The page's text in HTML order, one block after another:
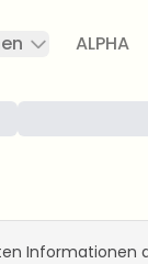
ALPHA